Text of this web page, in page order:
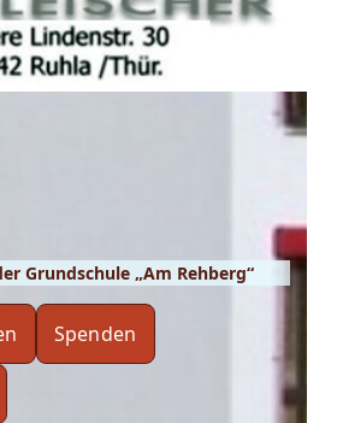
Grundschule „Am Rehberg“
Spenden